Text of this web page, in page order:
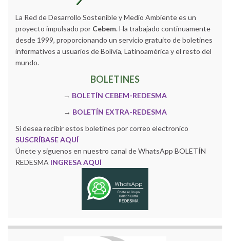
La Red de Desarrollo Sostenible y Medio Ambiente es un
proyecto impulsado por Cebem. Ha trabajado continuamente
desde 1999, proporcionando un servicio gratuito de boletines
informativos a usuarios de Bolivia, Latinoamérica y el resto del
mundo.
BOLETINES
→ BOLETÍN CEBEM-REDESMA
→ BOLETÍN EXTRA-REDESMA
Si desea recibir estos boletines por correo electronico
SUSCRÍBASE AQUÍ
Únete y siguenos en nuestro canal de WhatsApp BOLETÍN
REDESMA INGRESA AQUÍ